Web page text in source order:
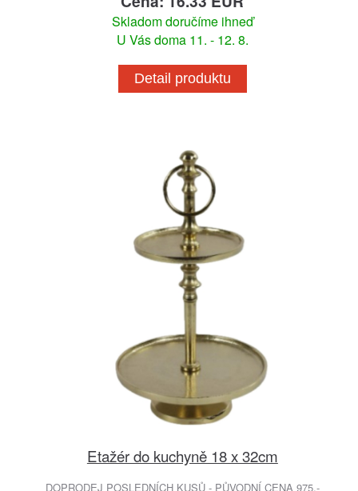
Skladom doručíme ihneď
U Vás doma 11. - 12. 8.
Detail produktu
Etažér do kuchyně 18 x 32cm
DOPRODEJ POSLEDNÍCH KUSŮ - PŮVODNÍ CENA 975.-